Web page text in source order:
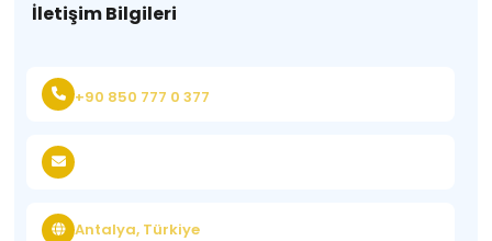
İletişim Bilgileri
+90 850 777 0 377
Antalya, Türkiye